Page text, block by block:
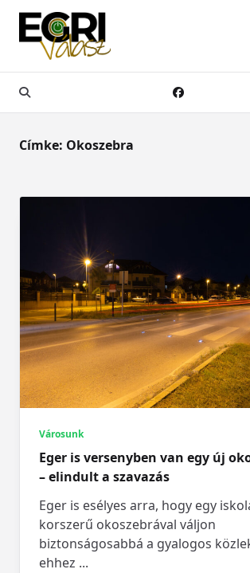
Skip
content
Címke: Okoszebra
Városunk
Eger is versenyben van egy új
– elindult a szavazás
Eger is esélyes arra, hogy egy
korszerű okoszebrával váljon
biztonságosabbá a gyalogos
ehhez ...